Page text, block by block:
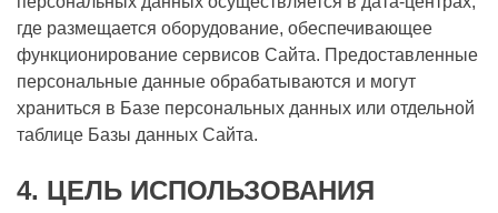
где размещается оборудование, обеспечивающее
функционирование сервисов Сайта. Предоставленные
персональные данные обрабатываются и могут
храниться в Базе персональных данных или отдельной
таблице Базы данных Сайта.
4. ЦЕЛЬ ИСПОЛЬЗОВАНИЯ